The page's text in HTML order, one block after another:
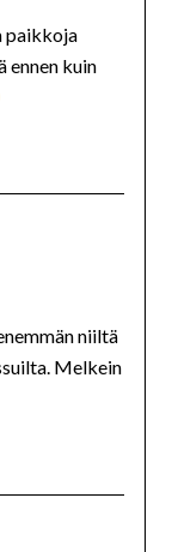
paikkoja
ennen kuin
niiltä
Melkein